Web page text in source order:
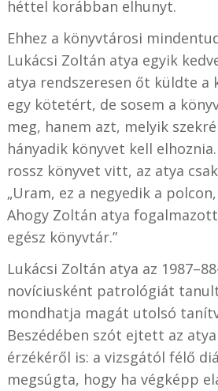
héttel korábban elhunyt.
Ehhez a könyvtárosi
Lukácsi Zoltán atya egyik
atya rendszeresen őt küldte a
egy kötetért, de sosem a
meg, hanem azt, melyik
hányadik könyvet kell
rossz könyvet vitt, az atya
„Uram, ez a negyedik a
Ahogy Zoltán atya
egész könyvtár.”
Lukácsi Zoltán atya az
novíciusként patrológiát
mondhatja magát utolsó
Beszédében szót ejtett az
érzékéről is: a vizsgától félő
megsúgta, hogy ha végképp